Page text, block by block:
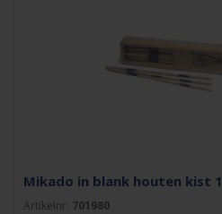
Mikado in blank houten kist
Artikelnr: 701980